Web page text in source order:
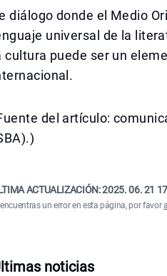
diálogo donde el Medio
universal de la
cultura puede ser un
del artículo:
ACTUALIZACIÓN:2025. 06. 21
un error en esta página, por favor
noticias